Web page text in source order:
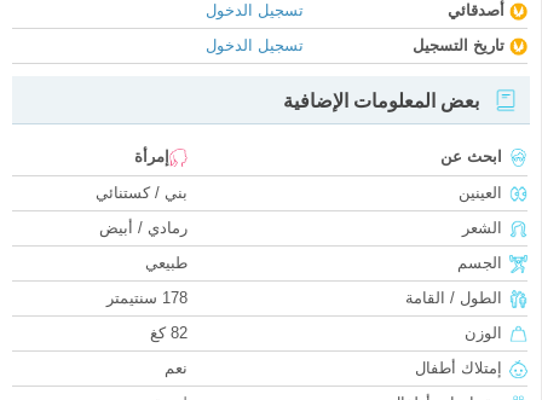
أصدقائي
تسجيل الدخول
تاريخ التسجيل
تسجيل الدخول
بعض المعلومات الإضافية
ابحث عن
إمرأة
العينين
بني / كستنائي
الشعر
رمادي / أبيض
الجسم
طبيعي
الطول / القامة
178 سنتيمتر
الوزن
82 كغ
إمتلاك أطفال
نعم